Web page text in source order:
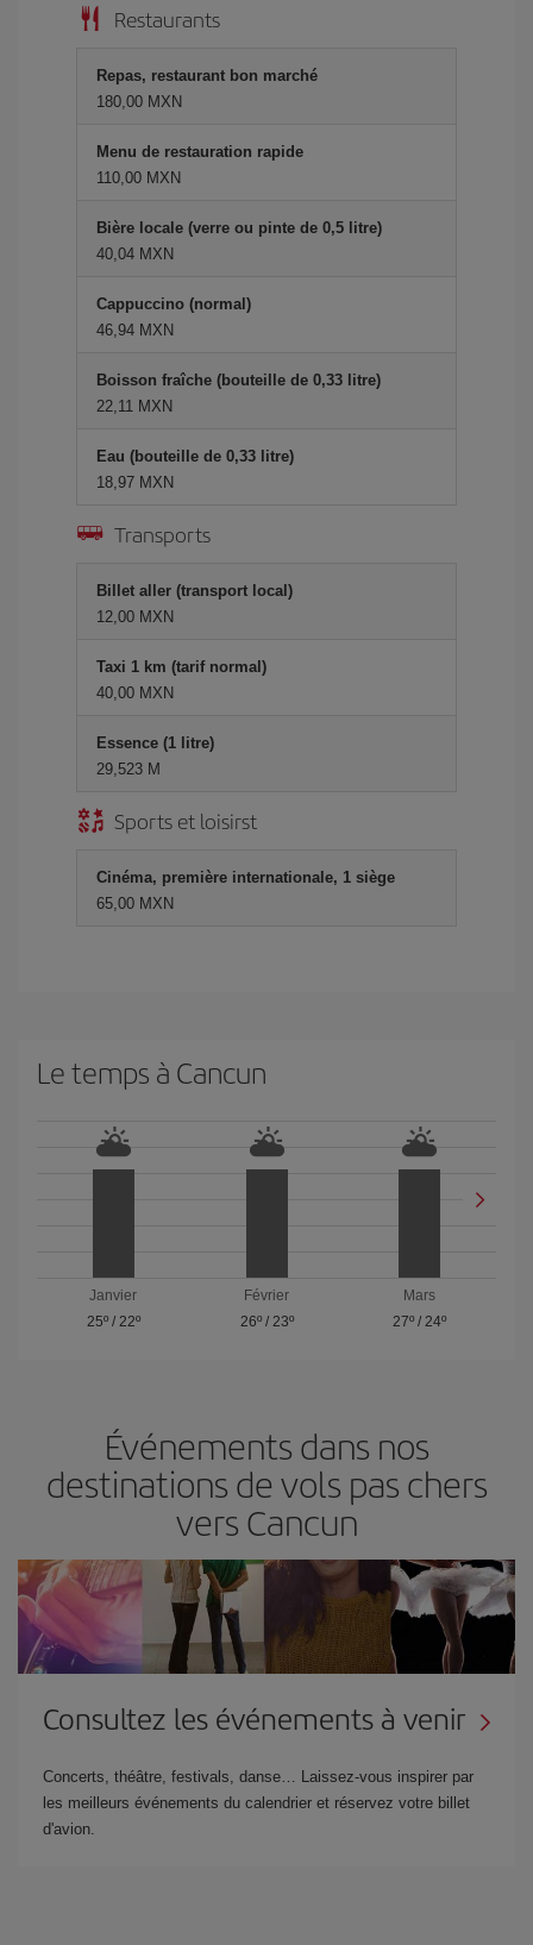
Restaurants
Repas, restaurant bon marché
180,00 MXN
Menu de restauration rapide
110,00 MXN
Bière locale (verre ou pinte de 0,5 litre)
40,04 MXN
Cappuccino (normal)
46,94 MXN
Boisson fraîche (bouteille de 0,33 litre)
22,11 MXN
Eau (bouteille de 0,33 litre)
18,97 MXN
Transports
Billet aller (transport local)
12,00 MXN
Taxi 1 km (tarif normal)
40,00 MXN
Essence (1 litre)
29,523 M
Sports et loisirst
Cinéma, première internationale, 1 siège
65,00 MXN
Le temps à Cancun
Janvier
25º/ 22º
Février
26º/ 23º
Mars
27º /24º
Événements dans nos
destinations de vols pas chers
vers Cancun
Consultez les événements à venir
Concerts, théâtre, festivals, danse… Laissez-vous inspirer par
les meilleurs événements du calendrier et réservez votre billet
d'avion.